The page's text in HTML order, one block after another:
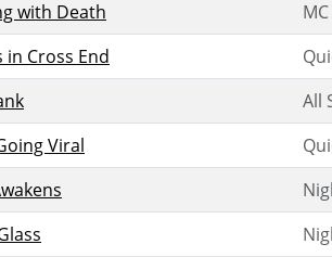
with Death
in Cross End
All
Viral